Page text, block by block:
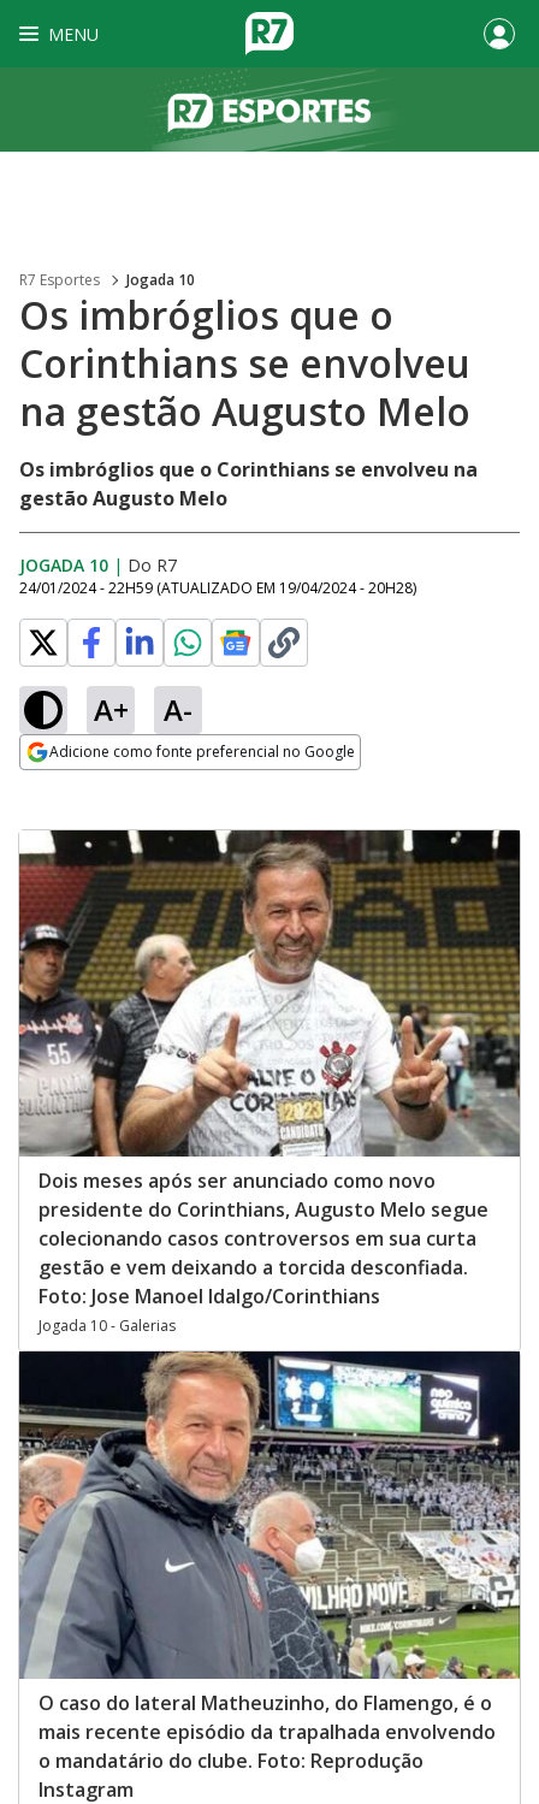
MENU
R7 Esportes Jogada 10
Os imbróglios que o
Corinthians se envolveu
na gestão Augusto Melo
Os imbróglios que o Corinthians se envolveu na
gestão Augusto Melo
JOGADA 10 | Do R7
24/01/2024 - 22H59 (ATUALIZADO EM 19/04/2024 - 20H28)
A+ A-
Adicione como fonte preferencial no Google
Dois meses após ser anunciado como novo
presidente do Corinthians, Augusto Melo segue
colecionando casos controversos em sua curta
gestão e vem deixando a torcida desconfiada.
Foto: Jose Manoel Idalgo/Corinthians
Jogada 10 - Galerias
O caso do lateral Matheuzinho, do Flamengo, é o
mais recente episódio da trapalhada envolvendo
o mandatário do clube. Foto: Reprodução
Instagram